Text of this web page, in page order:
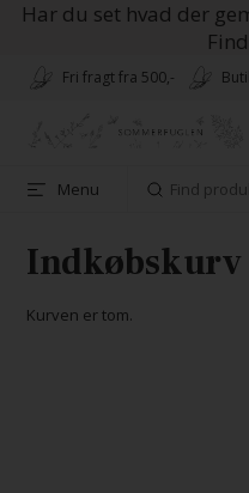
Har du set hvad der
Fri fragt fra 500,-
Menu
Indkøbskurv
Kurven er tom.